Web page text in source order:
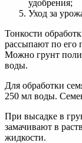
удобрения;
Уход за
Тонкости
рассыпают по его
Можно грунт
воды.
Для обработки
250 мл воды.
При высадке в
замачивают в
жидкости.